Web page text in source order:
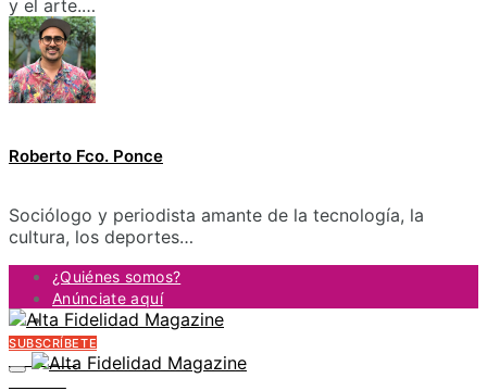
y el arte.…
Roberto Fco. Ponce
Sociólogo y periodista amante de la tecnología, la
cultura, los deportes…
¿Quiénes somos?
Anúnciate aquí
Contacto
FACEBOOK
SUBSCRÍBETE